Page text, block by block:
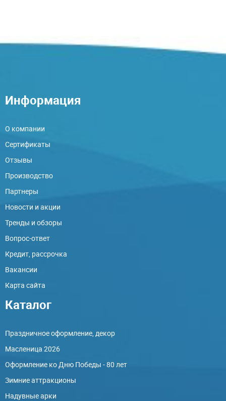
Информация
О компании
Сертификаты
Отзывы
Производство
Партнеры
Новости и акции
Тренды и обзоры
Вопрос-ответ
Кредит, рассрочка
Вакансии
Карта сайта
Каталог
Праздничное оформление, декор
Масленица 2026
Оформление ко Дню Победы - 80 лет
Зимние аттракционы
Надувные арки